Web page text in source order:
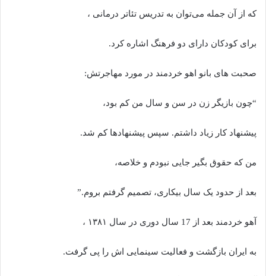
که از آن جمله می‌توان به تدریس تئاتر درمانی ،
برای کودکان دارای دو فرهنگ اشاره کرد.
صحبت های بانو اهو خردمند در مورد مهاجرتش:
“چون بازیگر زن در سن و سال من کم بود،
پیشنهاد کار زیاد داشتم. سپس پیشنهادها کم شد.
من که حقوق بگیر جایی نبودم و خلاصه،
بعد از حدود یک سال بیکاری، تصمیم گرفتم بروم.”
آهو خردمند بعد از 17 سال دوری در سال ۱۳۸۱ ،
به ایران بازگشت و فعالیت سینمایی اش را پی گرفت.